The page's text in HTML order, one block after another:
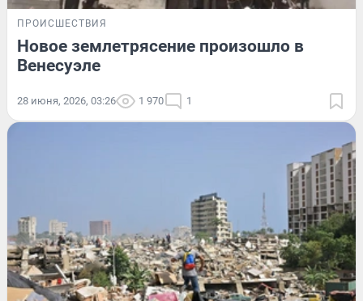
ПРОИСШЕСТВИЯ
Новое землетрясение произошло в
Венесуэле
28 июня, 2026, 03:26 1 970 1